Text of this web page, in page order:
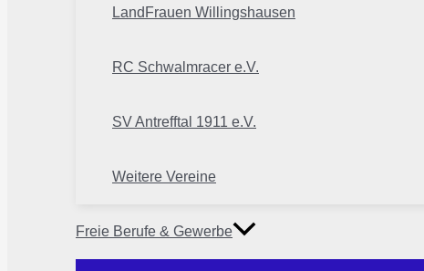
LandFrauen Willingshausen
RC Schwalmracer e.V.
SV Antrefftal 1911 e.V.
Weitere Vereine
Freie Berufe & Gewerbe